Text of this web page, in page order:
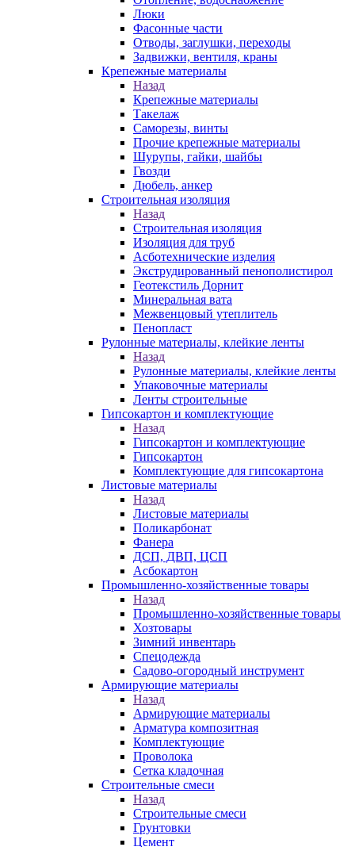
Люки
Фасонные части
Отводы, заглушки, переходы
Задвижки, вентиля, краны
Крепежные материалы
Назад
Крепежные материалы
Такелаж
Саморезы, винты
Прочие крепежные материалы
Шурупы, гайки, шайбы
Гвозди
Дюбель, анкер
Строительная изоляция
Назад
Строительная изоляция
Изоляция для труб
Асботехнические изделия
Экструдированный пенополистирол
Геотекстиль Дорнит
Минеральная вата
Межвенцовый утеплитель
Пенопласт
Рулонные материалы, клейкие ленты
Назад
Рулонные материалы, клейкие ленты
Упаковочные материалы
Ленты строительные
Гипсокартон и комплектующие
Назад
Гипсокартон и комплектующие
Гипсокартон
Комплектующие для гипсокартона
Листовые материалы
Назад
Листовые материалы
Поликарбонат
Фанера
ДСП, ДВП, ЦСП
Асбокартон
Промышленно-хозяйственные товары
Назад
Промышленно-хозяйственные товары
Хозтовары
Зимний инвентарь
Спецодежда
Садово-огородный инструмент
Армирующие материалы
Назад
Армирующие материалы
Арматура композитная
Комплектующие
Проволока
Сетка кладочная
Строительные смеси
Назад
Строительные смеси
Грунтовки
Цемент